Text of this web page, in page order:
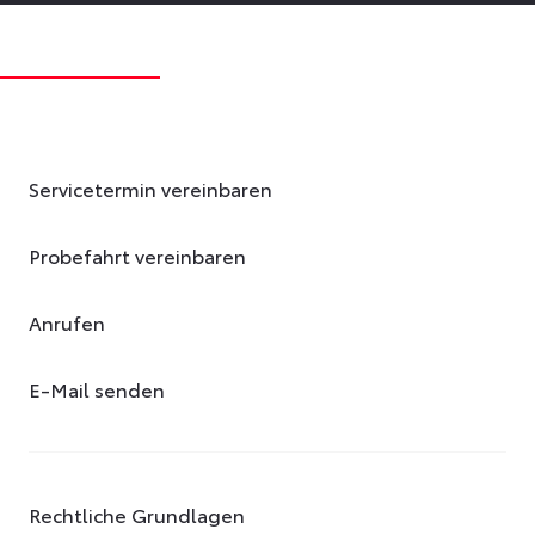
Servicetermin vereinbaren
Probefahrt vereinbaren
Anrufen
E-Mail senden
Rechtliche Grundlagen